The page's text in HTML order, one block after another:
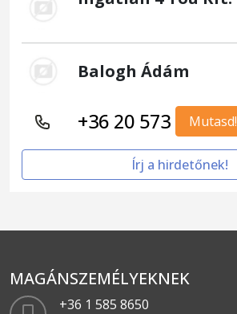
Balogh Ádám
+36 20 573 Mutasd!
Írj a hirdetőnek!
MAGÁNSZEMÉLYEKNEK
+36 1 585 8650